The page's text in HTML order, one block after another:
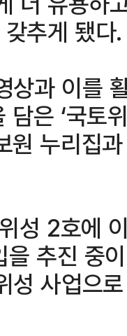
추게 됐다.
상과 이를
은 ‘국토
원 누리집
성 2호에
추진 중
성 사업으